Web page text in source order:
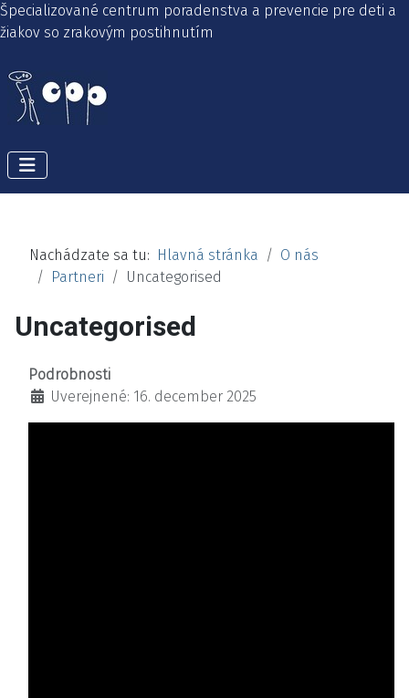
Špecializované centrum poradenstva a prevencie pre deti a
žiakov so zrakovým postihnutím
Nachádzate sa tu: Hlavná stránka
O nás
Partneri
Uncategorised
Uncategorised
Podrobnosti
Uverejnené: 16. december 2025